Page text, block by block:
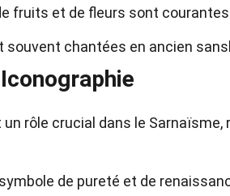
fruits et de fleurs sont
souvent chantées en ancien
rôle crucial dans le
de pureté et de